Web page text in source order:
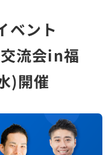
ベント
流会in福
)開催